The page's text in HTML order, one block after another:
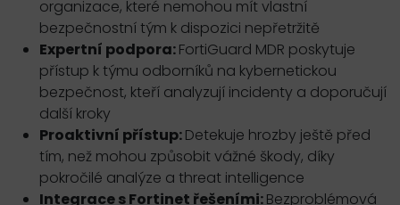
organizace, které nemohou mít vlastní
bezpečnostní tým k dispozici nepřetržitě
Expertní podpora:FortiGuard MDR poskytuje
přístup k týmu odborníků na kybernetickou
bezpečnost, kteří analyzují incidenty a doporučují
další kroky
Proaktivní přístup:Detekuje hrozby ještě před
tím, než mohou způsobit vážné škody, díky
pokročilé analýze a threat intelligence
Integrace s Fortinet řešeními:Bezproblémová